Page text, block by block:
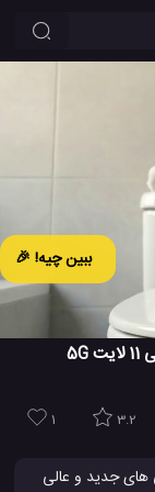
ببین چیه! 🎉
ویدئو : تست سرعت گوشی پوکو X3 پرو روبروی می 11 لایت 5G
1 3.2
های جدید و عالی